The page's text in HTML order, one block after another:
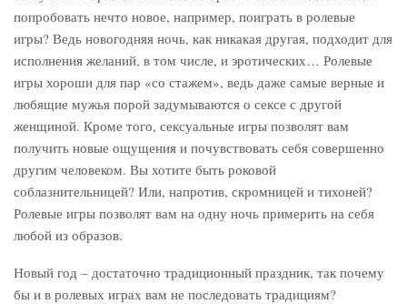
попробовать нечто новое, например, поиграть в ролевые
игры? Ведь новогодняя ночь, как никакая другая, подходит для
исполнения желаний, в том числе, и эротических… Ролевые
игры хороши для пар «со стажем», ведь даже самые верные и
любящие мужья порой задумываются о сексе с другой
женщиной. Кроме того, сексуальные игры позволят вам
получить новые ощущения и почувствовать себя совершенно
другим человеком. Вы хотите быть роковой
соблазнительницей? Или, напротив, скромницей и тихоней?
Ролевые игры позволят вам на одну ночь примерить на себя
любой из образов.
Новый год – достаточно традиционный праздник, так почему
бы и в ролевых играх вам не последовать традициям?